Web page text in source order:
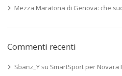
Mezza Maratona di Genova: che
Commenti recenti
Sbanz_Y su SmartSport per Novara